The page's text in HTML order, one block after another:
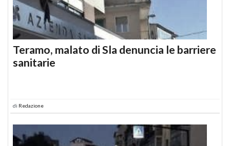
Teramo, malato di Sla denuncia le barriere
sanitarie
di Redazione